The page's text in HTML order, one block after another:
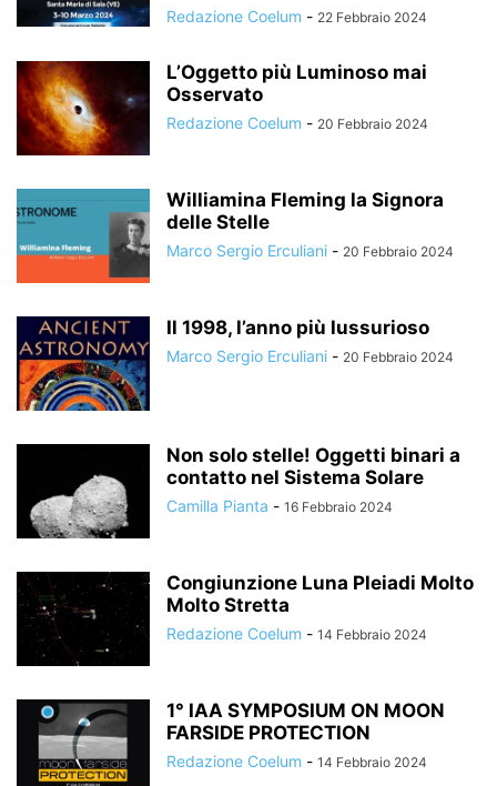
Redazione Coelum - 22 Febbraio 2024
L’Oggetto più Luminoso mai
Osservato
Redazione Coelum - 20 Febbraio 2024
Williamina Fleming la Signora
delle Stelle
Marco Sergio Erculiani - 20 Febbraio 2024
Il 1998, l’anno più lussurioso
Marco Sergio Erculiani - 20 Febbraio 2024
Non solo stelle! Oggetti binari a
contatto nel Sistema Solare
Camilla Pianta - 16 Febbraio 2024
Congiunzione Luna Pleiadi Molto
Molto Stretta
Redazione Coelum - 14 Febbraio 2024
1° IAA SYMPOSIUM ON MOON
FARSIDE PROTECTION
Redazione Coelum - 14 Febbraio 2024